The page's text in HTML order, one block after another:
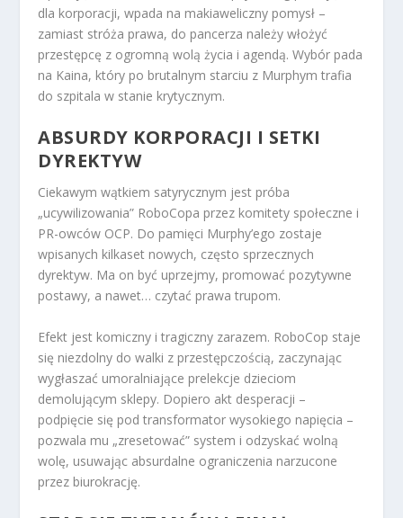
dla korporacji, wpada na makiaweliczny pomysł –
zamiast stróża prawa, do pancerza należy włożyć
przestępcę z ogromną wolą życia i agendą. Wybór pada
na Kaina, który po brutalnym starciu z Murphym trafia
do szpitala w stanie krytycznym.
ABSURDY KORPORACJI I SETKI
DYREKTYW
Ciekawym wątkiem satyrycznym jest próba
„ucywilizowania” RoboCopa przez komitety społeczne i
PR-owców OCP. Do pamięci Murphy’ego zostaje
wpisanych kilkaset nowych, często sprzecznych
dyrektyw. Ma on być uprzejmy, promować pozytywne
postawy, a nawet… czytać prawa trupom.
Efekt jest komiczny i tragiczny zarazem. RoboCop staje
się niezdolny do walki z przestępczością, zaczynając
wygłaszać umoralniające prelekcje dzieciom
demolującym sklepy. Dopiero akt desperacji –
podpięcie się pod transformator wysokiego napięcia –
pozwala mu „zresetować” system i odzyskać wolną
wolę, usuwając absurdalne ograniczenia narzucone
przez biurokrację.